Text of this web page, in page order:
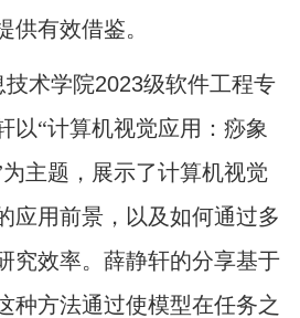
供有效借鉴。
技术学院2023级软件工程专
以“计算机视觉应用：痧象
主题，展示了计算机视觉
应用前景，以及如何通过多
究效率。薛静轩的分享基于
种方法通过使模型在任务之